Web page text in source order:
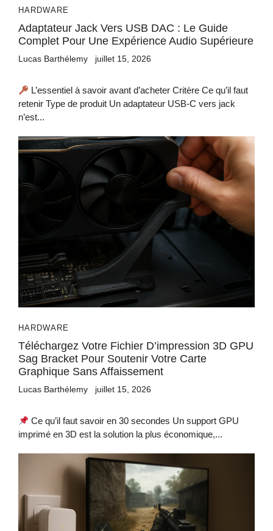
HARDWARE
Adaptateur Jack Vers USB DAC : Le Guide
Complet Pour Une Expérience Audio Supérieure
Lucas Barthélemy juillet 15, 2026
L’essentiel à savoir avant d’acheter Critère Ce qu’il faut
retenir Type de produit Un adaptateur USB-C vers jack
n’est...
HARDWARE
Téléchargez Votre Fichier D’impression 3D GPU
Sag Bracket Pour Soutenir Votre Carte
Graphique Sans Affaissement
Lucas Barthélemy juillet 15, 2026
Ce qu’il faut savoir en 30 secondes Un support GPU
imprimé en 3D est la solution la plus économique,...